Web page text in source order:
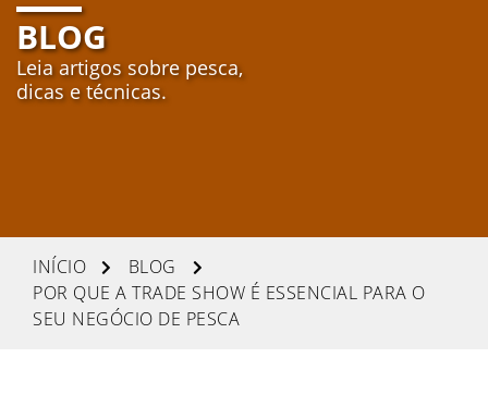
BLOG
Leia artigos sobre pesca,
dicas e técnicas.
INÍCIO
BLOG
POR QUE A TRADE SHOW É ESSENCIAL PARA O
SEU NEGÓCIO DE PESCA